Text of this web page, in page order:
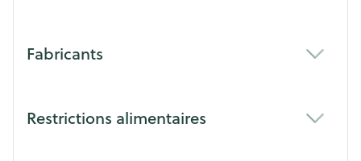
Fabricants
Restrictions alimentaires